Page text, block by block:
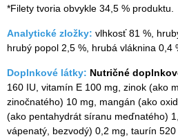
*Filety tvoria obvykle 34,5 % produktu.
Analytické zložky: vlhkosť 81 %,
hrubý popol 2,5 %, hrubá vláknina 0,4
Doplnkové látky: Nutričné
160 IU, vitamín E 100 mg, zinok (ako
zinočnatého) 10 mg, mangán (ako
(ako pentahydrát síranu meďnatého)
vápenatý, bezvodý) 0,2 mg, taurín